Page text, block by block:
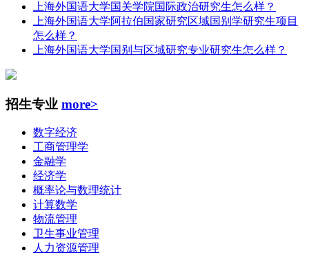
上海外国语大学国关学院国际政治研究生怎么样？
上海外国语大学阿拉伯国家研究区域国别学研究生项目
怎么样？
上海外国语大学国别与区域研究专业研究生怎么样？
招生专业 more>
数字经济
工商管理学
金融学
经济学
概率论与数理统计
计算数学
物流管理
卫生事业管理
人力资源管理